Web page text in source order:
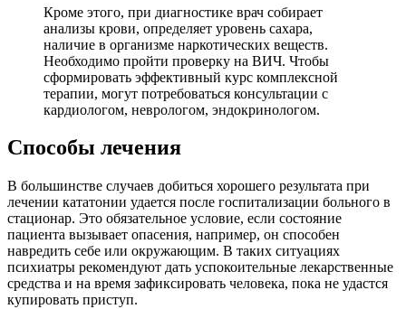
Кроме этого, при диагностике врач собирает
анализы крови, определяет уровень сахара,
наличие в организме наркотических веществ.
Необходимо пройти проверку на ВИЧ. Чтобы
сформировать эффективный курс комплексной
терапии, могут потребоваться консультации с
кардиологом, неврологом, эндокринологом.
Способы лечения
В большинстве случаев добиться хорошего результата при
лечении кататонии удается после госпитализации больного в
стационар. Это обязательное условие, если состояние
пациента вызывает опасения, например, он способен
навредить себе или окружающим. В таких ситуациях
психиатры рекомендуют дать успокоительные лекарственные
средства и на время зафиксировать человека, пока не удастся
купировать приступ.